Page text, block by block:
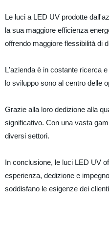
Le luci a LED UV prodotte
la sua maggiore efficienza
offrendo maggiore flessibilità di
L'azienda è in costante ricerca
lo sviluppo sono al centro delle
Grazie alla loro dedizione alla
significativo. Con una vasta
diversi settori.
In conclusione, le luci LED UV
esperienza, dedizione e
soddisfano le esigenze dei